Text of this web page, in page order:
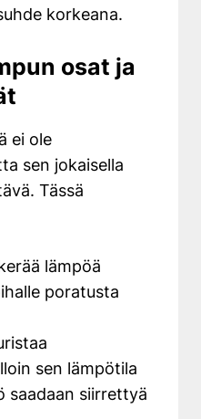
korkeana.
osat ja
ei ole
sen jokaisella
Tässä
lämpöä
poratusta
sen lämpötila
saadaan siirrettyä